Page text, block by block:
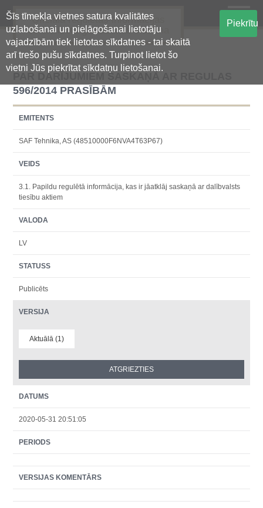
Šīs tīmekļa vietnes satura kvalitātes
uzlabošanai un pielāgošanai lietotāju
vajadzībām tiek lietotas sīkdatnes - tai skaitā
arī trešo pušu sīkdatnes. Turpinot lietot šo
vietni Jūs piekrītat sīkdatņu lietošanai.
Piekrītu
Oficiālā regulētās informācijas
centralizētā glabāšanas sistēma
PAR DARĪJUMIEM SASKAŅĀ AR REGULAS
596/2014 PRASĪBĀM
EMITENTS
SAF Tehnika, AS (48510000F6NVA4T63P67)
VEIDS
3.1. Papildu regulētā informācija, kas ir jāatklāj saskaņā ar dalībvalsts
tiesību aktiem
VALODA
LV
STATUSS
Publicēts
VERSIJA
Aktuālā (1)
DATUMS
2020-05-31 20:51:05
PERIODS
VERSIJAS KOMENTĀRS